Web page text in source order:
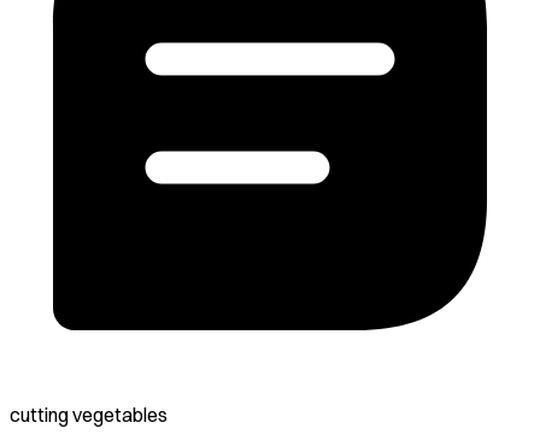
cutting vegetables